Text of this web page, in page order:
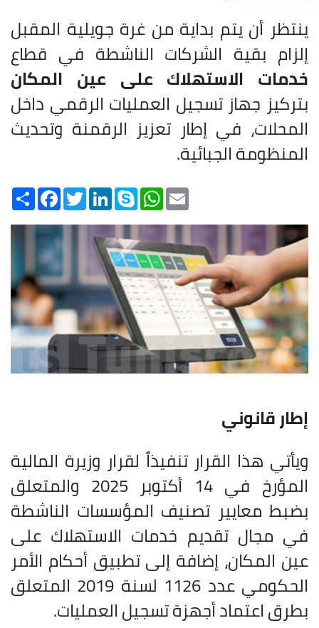
ينتظر أن يتم بداية من غرة جويلية المقبل
إلزام بقية الشركات الناشطة في قطاع
خدمات الاستهلاك على عين المكان
بتركيز جهاز تسجيل العمليات الرقمي داخل
المحلات، في إطار تعزيز الرقمنة وتحديث
المنظومة الجبائية.
Share
FacebookTwitterLinkedInSkype
WhatsAppEmail
إطار قانوني
ويأتي هذا القرار تنفيذاً لقرار وزيرة المالية
المؤرخ في 14 أكتوبر 2025 والمتعلق
بضبط معايير تصنيف المؤسسات الناشطة
في مجال تقديم خدمات الاستهلاك على
عين المكان، إضافة إلى تطبيق أحكام الأمر
الحكومي عدد 1126 لسنة 2019 المتعلق
بطرق اعتماد أجهزة تسجيل العمليات.